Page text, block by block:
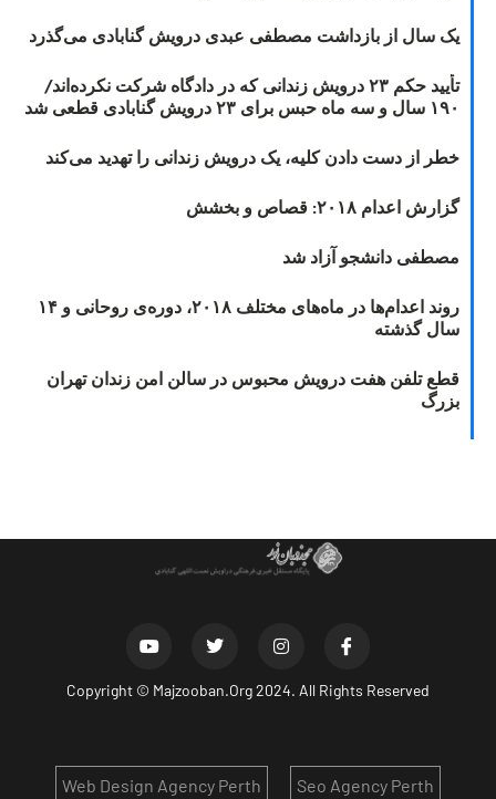
یک سال از بازداشت مصطفی عبدی درویش گنابادی می‌گذرد
تأیید حکم ۲۳ درویش زندانی که در دادگاه شرکت نکرده‌اند/
۱۹۰ سال و سه ماه حبس برای ۲۳ درویش گنابادی قطعی شد
خطر از دست دادن کلیه، یک درویش زندانی را تهدید می‌کند
گزارش اعدام ۲۰۱۸: قصاص و بخشش
مصطفی دانشجو آزاد شد
روند اعدام‌ها در ماه‌های مختلف ۲۰۱۸، دوره‌ی روحانی و ۱۴
سال گذشته
قطع تلفن هفت درویش محبوس در سالن امن زندان تهران
بزرگ
Copyright © Majzooban.Org2024. All Rights Reserved
Seo Agency Perth
Web Design Agency Perth